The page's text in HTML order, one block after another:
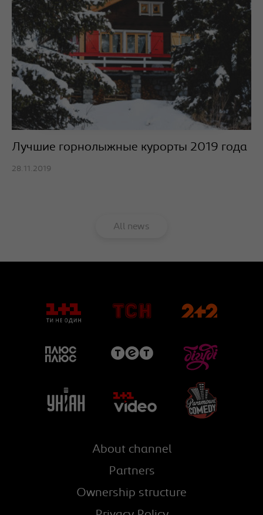
Лучшие горнолыжные курорты 2019 года
28.11.2019
All news
About channel
Partners
Ownership structure